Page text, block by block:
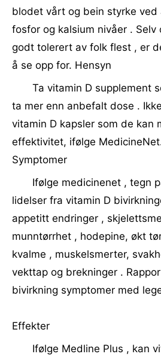
blodet vårt og bein styrke ved
fosfor og kalsium nivåer . Selv
godt tolerert av folk flest , er
å se opp for. Hensyn
Ta vitamin D supplement
ta mer enn anbefalt dose .
vitamin D kapsler som de kan
effektivitet, ifølge
Symptomer
Ifølge medicinenet , tegn
lidelser fra vitamin D
appetitt endringer ,
munntørrhet , hodepine, økt
kvalme , muskelsmerter,
vekttap og brekninger .
bivirkning symptomer med
Effekter
Ifølge Medline Plus , kan